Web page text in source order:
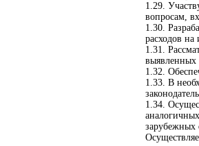
1.29.
вопросам,
1.30.
расходов на
1.31.
выявленных
1.32.
1.33. В
1.34.
зарубежных